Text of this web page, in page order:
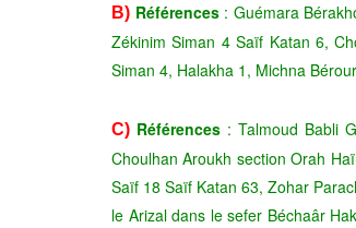
B) Références: Guémara
Zékinim Siman 4 Saïf Katan 6,
Siman 4, Halakha 1, Michna
C) Références: Talmoud Babli
Choulhan Aroukh section Orah
Saïf 18 Saïf Katan 63, Zohar
le Arizal dans le sefer Béchaâr